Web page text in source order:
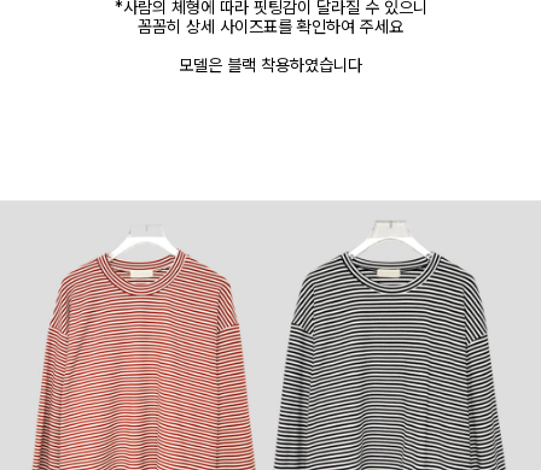
*사람의 체형에 따라 핏팅감이 달라질 수 있으니
꼼꼼히 상세 사이즈표를 확인하여 주세요
모델은 블랙 착용하였습니다